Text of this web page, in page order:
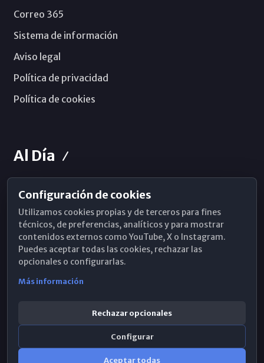
Correo 365
Sistema de información
Aviso legal
Política de privacidad
Política de cookies
Al Día
Horarios de Misa
Hemeroteca
WhatsApp
Configuración de cookies
Utilizamos cookies propias y de terceros para fines
técnicos, de preferencias, analíticos y para mostrar
contenidos externos como YouTube, X o Instagram.
Puedes aceptar todas las cookies, rechazar las
opcionales o configurarlas.
Más información
Rechazar opcionales
Configurar
Aceptar todas